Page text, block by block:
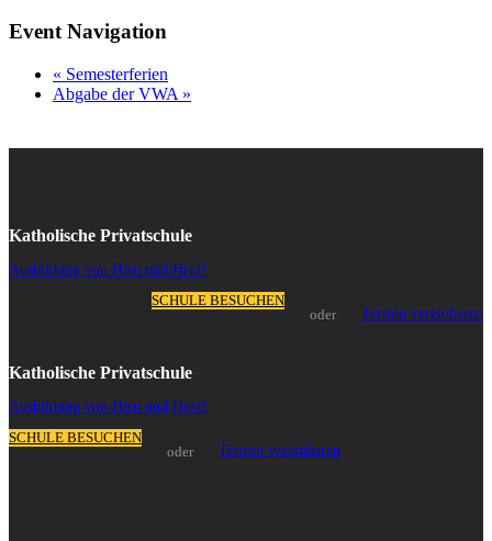
Event Navigation
« Semesterferien
Abgabe der VWA »
Katholische Privatschule
Ausbildung von Hirn und Herz!
Termin vereinbaren
oder
SCHULE BESUCHEN
Katholische Privatschule
Ausbildung von Hirn und Herz!
SCHULE BESUCHEN
oder
Termin vereinbaren